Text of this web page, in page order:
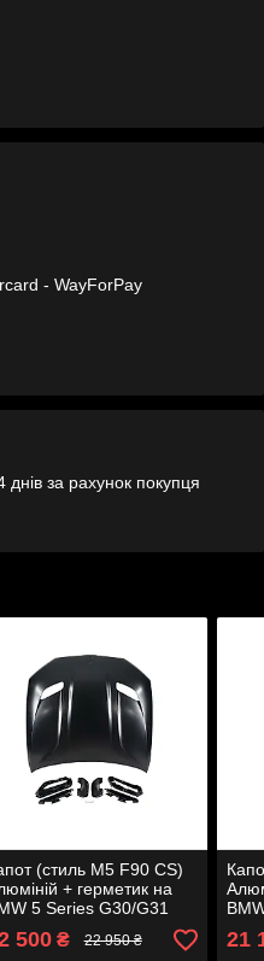
- WayForPay
за рахунок покупця
(стиль M5 F90 CS)
+ герметик на
5 Series G30/G31
2020 року
500₴ 22 950 ₴ 21